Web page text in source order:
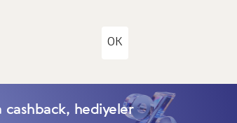
OK
cashback, hediyeler